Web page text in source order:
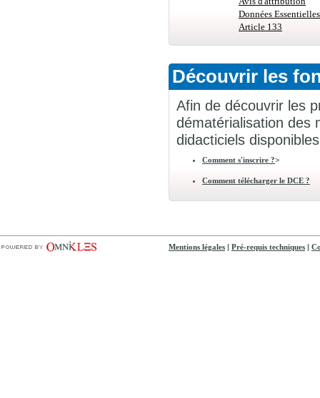
Données Essentielles
Article 133
Découvrir les
Afin de découvrir les
dématérialisation des
didacticiels
Comment s'inscrire ?>
Comment télécharger le DCE ?
Mentions légales Pré-requis techniques